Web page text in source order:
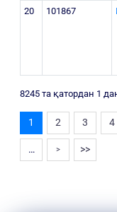
20
101867
8245 та қатордан 1
1 2 3 4
… > >>